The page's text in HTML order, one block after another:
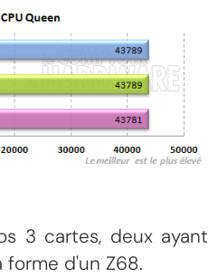
3 cartes, deux ayant
forme d'un Z68.